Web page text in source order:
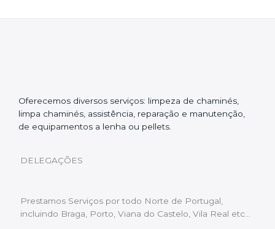
Oferecemos diversos serviços: limpeza de chaminés,
limpa chaminés, assistência, reparação e manutenção,
de equipamentos a lenha ou pellets.
DELEGAÇÕES
Prestamos Serviços por todo Norte de Portugal,
incluindo Braga, Porto, Viana do Castelo, Vila Real etc…